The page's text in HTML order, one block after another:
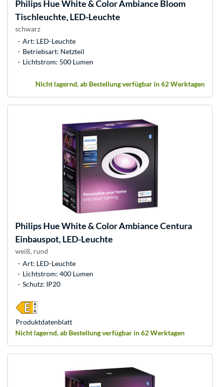
Philips HueWhite & Color Ambiance Bloom
Tischleuchte, LED-Leuchte
schwarz
Art: LED-Leuchte
Betriebsart: Netzteil
Lichtstrom: 500 Lumen
Nicht lagernd, ab Bestellung verfügbar in 62 Werktagen
Philips HueWhite & Color Ambiance Centura
Einbauspot, LED-Leuchte
weiß, rund
Art: LED-Leuchte
Lichtstrom: 400 Lumen
Schutz: IP20
Nicht lagernd, ab Bestellung verfügbar in 62 Werktagen
Produkt­datenblatt